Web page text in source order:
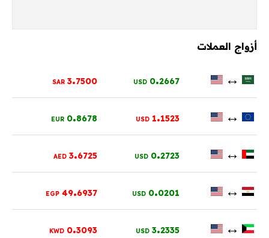
أزواج العملات
↔
0.2667
USD
3.7500
SAR
↔
1.1523
USD
0.8678
EUR
↔
0.2723
USD
3.6725
AED
↔
0.0201
USD
49.6937
EGP
↔
3.2335
USD
0.3093
KWD